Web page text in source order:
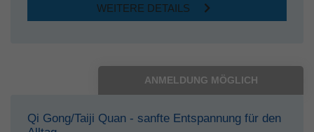
WEITERE DETAILS
ANMELDUNG MÖGLICH
Qi Gong/Taiji Quan - sanfte Entspannung für den